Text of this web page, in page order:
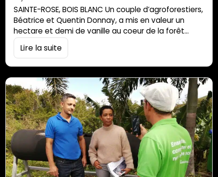
SAINTE-ROSE, BOIS BLANC Un couple d’agroforestiers,
Béatrice et Quentin Donnay, a mis en valeur un
hectare et demi de vanille au coeur de la forêt
primaire. Ils y développent un mode de production
naturel, à échelle humaine, à l’opposé des cultures
Rose avant le Grand Brûlé, est…
Lire la suite